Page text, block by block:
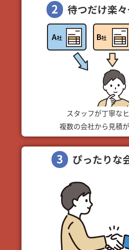
2 待つだけ楽
スタッフが丁寧な
複数の会社から見積
3 ぴったりな